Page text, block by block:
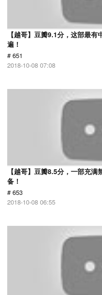
【越哥】豆瓣9.1分，这部最
遍！
# 651
2018-10-08 07:08
【越哥】豆瓣8.5分，一部充
备！
# 653
2018-10-08 06:55